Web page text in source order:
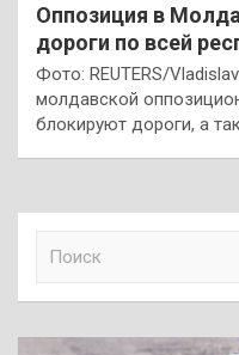
Оппозиция в
дороги по всей
Фото: REUTERS/
молдавской
блокируют дороги, а
к